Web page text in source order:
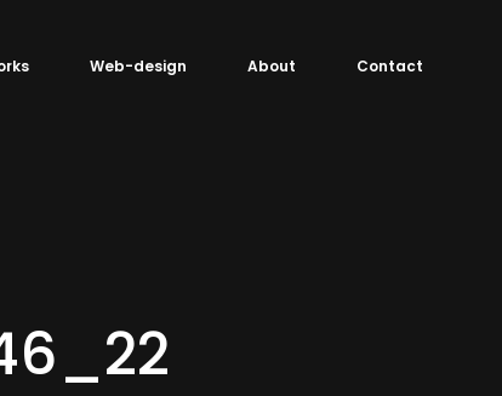
Web-design About Contact